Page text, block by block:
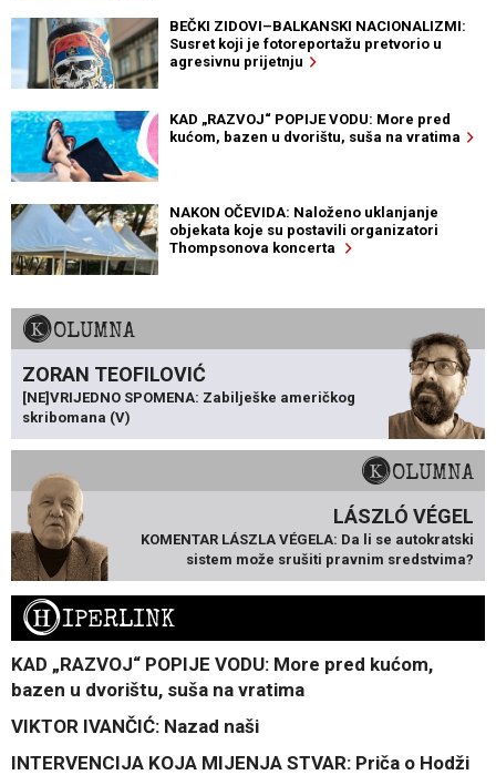
BEČKI ZIDOVI–BALKANSKI NACIONALIZMI:
Susret koji je fotoreportažu pretvorio u
agresivnu prijetnju
KAD „RAZVOJ“ POPIJE VODU: More pred
kućom, bazen u dvorištu, suša na vratima
NAKON OČEVIDA: Naloženo uklanjanje
objekata koje su postavili organizatori
Thompsonova koncerta
KOLUMNA
ZORAN TEOFILOVIĆ
[NE]VRIJEDNO SPOMENA: Zabilješke američkog
skribomana (V)
KOLUMNA
LÁSZLÓ VÉGEL
KOMENTAR LÁSZLA VÉGELA: Da li se autokratski
sistem može srušiti pravnim sredstvima?
HIPERLINK
KAD „RAZVOJ“ POPIJE VODU: More pred kućom,
bazen u dvorištu, suša na vratima
VIKTOR IVANČIĆ: Nazad naši
INTERVENCIJA KOJA MIJENJA STVAR: Priča o Hodži